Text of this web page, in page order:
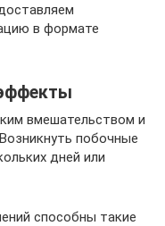
в формате
вмешательством и
побочные
дней или
способны такие